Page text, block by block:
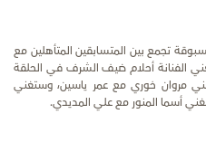
تجمع بين المتسابقين المتأهلين مع
الفنانة أحلام ضيف الشرف في الحلقة
مروان خوري مع عمر ياسين، وستغني
أسما المنور مع علي المديدي.